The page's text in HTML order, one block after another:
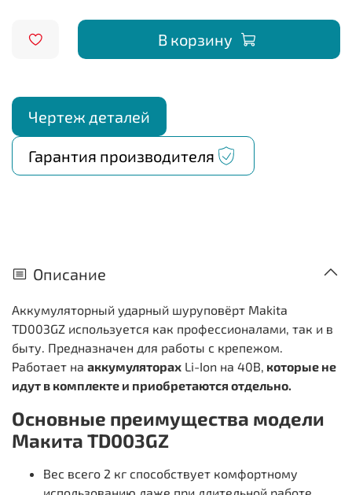
В корзину
Чертеж деталей
Гарантия производителя
Описание
Аккумуляторный ударный шуруповёрт Makita
TD003GZ используется как профессионалами, так и в
быту. Предназначен для работы с крепежом.
Работает на аккумуляторах Li-Ion на 40В, которые не
идут в комплекте и приобретаются отдельно.
Основные преимущества модели
Макита TD003GZ
Вес всего 2 кг способствует комфортному